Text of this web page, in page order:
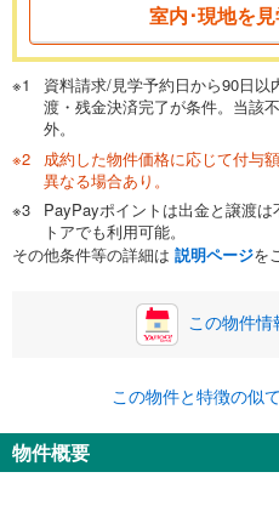
が完済時の年齢は80歳までを
閉じる
頭金
0万円
自己資金から住宅購入にかけ
い。一般的には物件価格の2
閉じる
ボーナス
0円
ナス時の増額分（1回分）を
ボーナス払いの限度額は金融
閉じる
月々の返済額
室内･現地を
資料請求/見学予約日から90日以
渡・残金決済完了が条件。当該
外。
成約した物件価格に応じて付与
異なる場合あり。
PayPayポイントは出金と譲渡
トアでも利用可能。
その他条件等の詳細は 説明ページを
この物件情
この物件と特徴の似
物件概要